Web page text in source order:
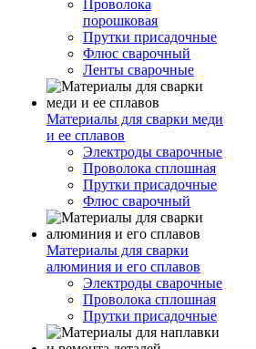
Проволока
порошковая
Прутки присадочные
Флюс сварочный
Ленты сварочные
Материалы для сварки меди
и ее сплавов
Электроды сварочные
Проволока сплошная
Прутки присадочные
Флюс сварочный
Материалы для сварки
алюминия и его сплавов
Электроды сварочные
Проволока сплошная
Прутки присадочные